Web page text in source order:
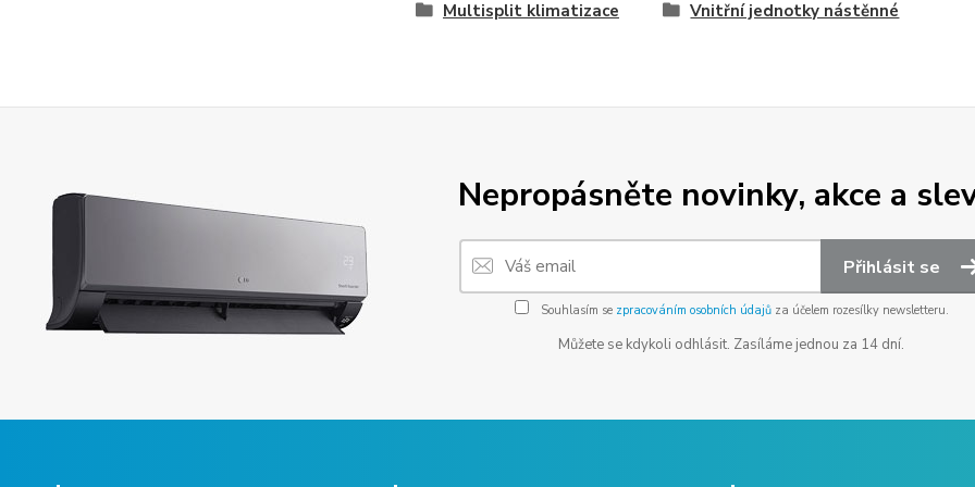
Multisplit klimatizace Vnitřní jednotky nástěnné
Nepropásněte novinky, akce a
Přihlásit se
Souhlasím se zpracováním osobních údajůza účelem rozesílky newsletteru.
Můžete se kdykoli odhlásit. Zasíláme jednou za 14 dní.